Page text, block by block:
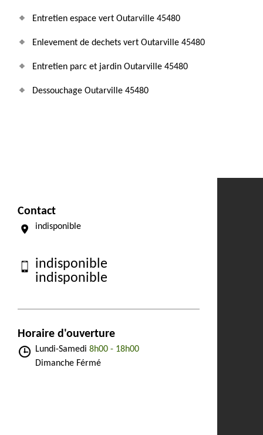
Entretien espace vert Outarville 45480
Enlevement de dechets vert Outarville 45480
Entretien parc et jardin Outarville 45480
Dessouchage Outarville 45480
Contact
indisponible
indisponible
indisponible
Horaire d'ouverture
Lundi-Samedi 8h00 - 18h00
Dimanche Férmé